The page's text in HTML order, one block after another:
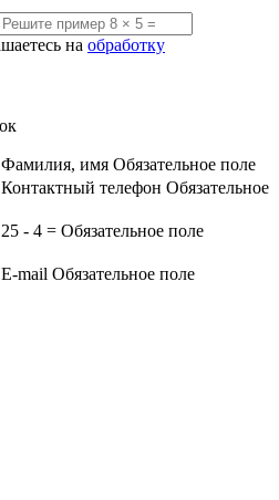
на обработку
Фамилия, имя Обязательное поле
Контактный телефон Обязательное
25 - 4 = Обязательное поле
E-mail Обязательное поле